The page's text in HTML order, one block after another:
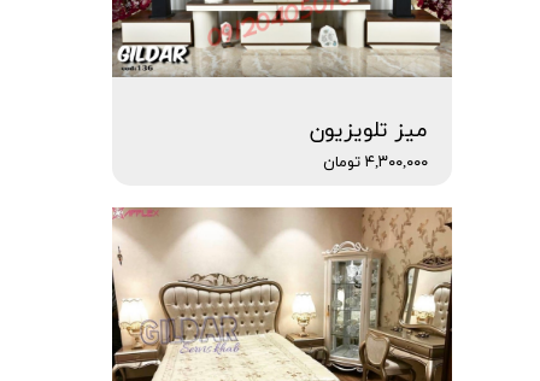
میز تلویزیون
۴,۳۰۰,۰۰۰ تومان